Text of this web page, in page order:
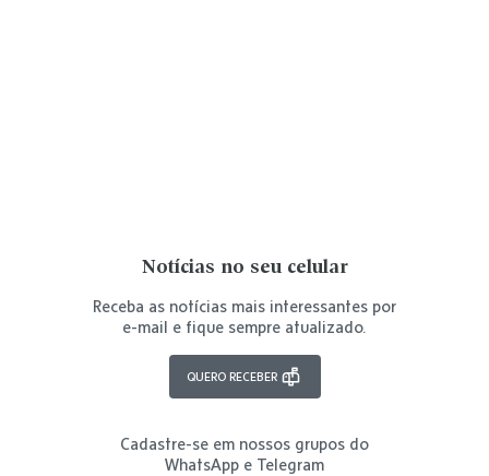
Notícias no seu celular
Receba as notícias mais interessantes por
e-mail e fique sempre atualizado.
QUERO RECEBER
Cadastre-se em nossos grupos do
WhatsApp e Telegram